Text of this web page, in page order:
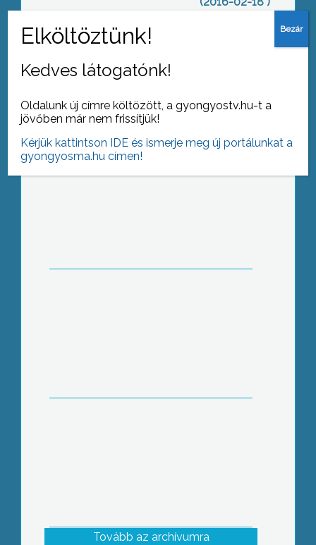
Tarthatatlan
Influenza: több száz hiányzó
Tovább az archívumra
Kedves látogatónk!
Oldalunk új címre költözött, a gyongyostv.hu-t a
jövőben már nem frissítjük!
Kérjük kattintson IDE és ismerje meg új portálunkat a
gyongyosma.hu címen!